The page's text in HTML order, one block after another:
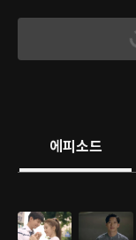
신이 임신했다는 사실
모르게 동거를 시작하
하나 쉽지 않다. 게다
에피소드